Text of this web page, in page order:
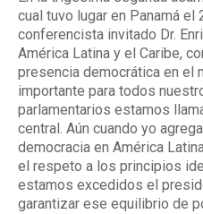
cual tuvo lugar en Panamá el
conferencista invitado Dr.
América Latina y el Caribe,
presencia democrática en el
importante para todos
parlamentarios estamos
central. Aún cuando yo
democracia en América
el respeto a los principios
estamos excedidos el
garantizar ese equilibrio de